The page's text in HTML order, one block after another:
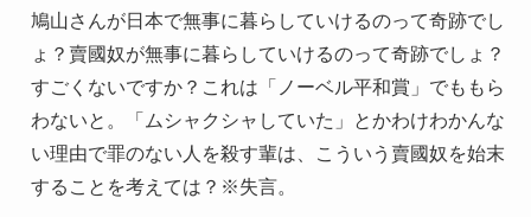
鳩山さんが日本で無事に暮らしていけるのって奇跡でし
ょ？賣國奴が無事に暮らしていけるのって奇跡でしょ？
すごくないですか？これは「ノーベル平和賞」でももら
わないと。「ムシャクシャしていた」とかわけわかんな
い理由で罪のない人を殺す輩は、こういう賣國奴を始末
することを考えては？※失言。